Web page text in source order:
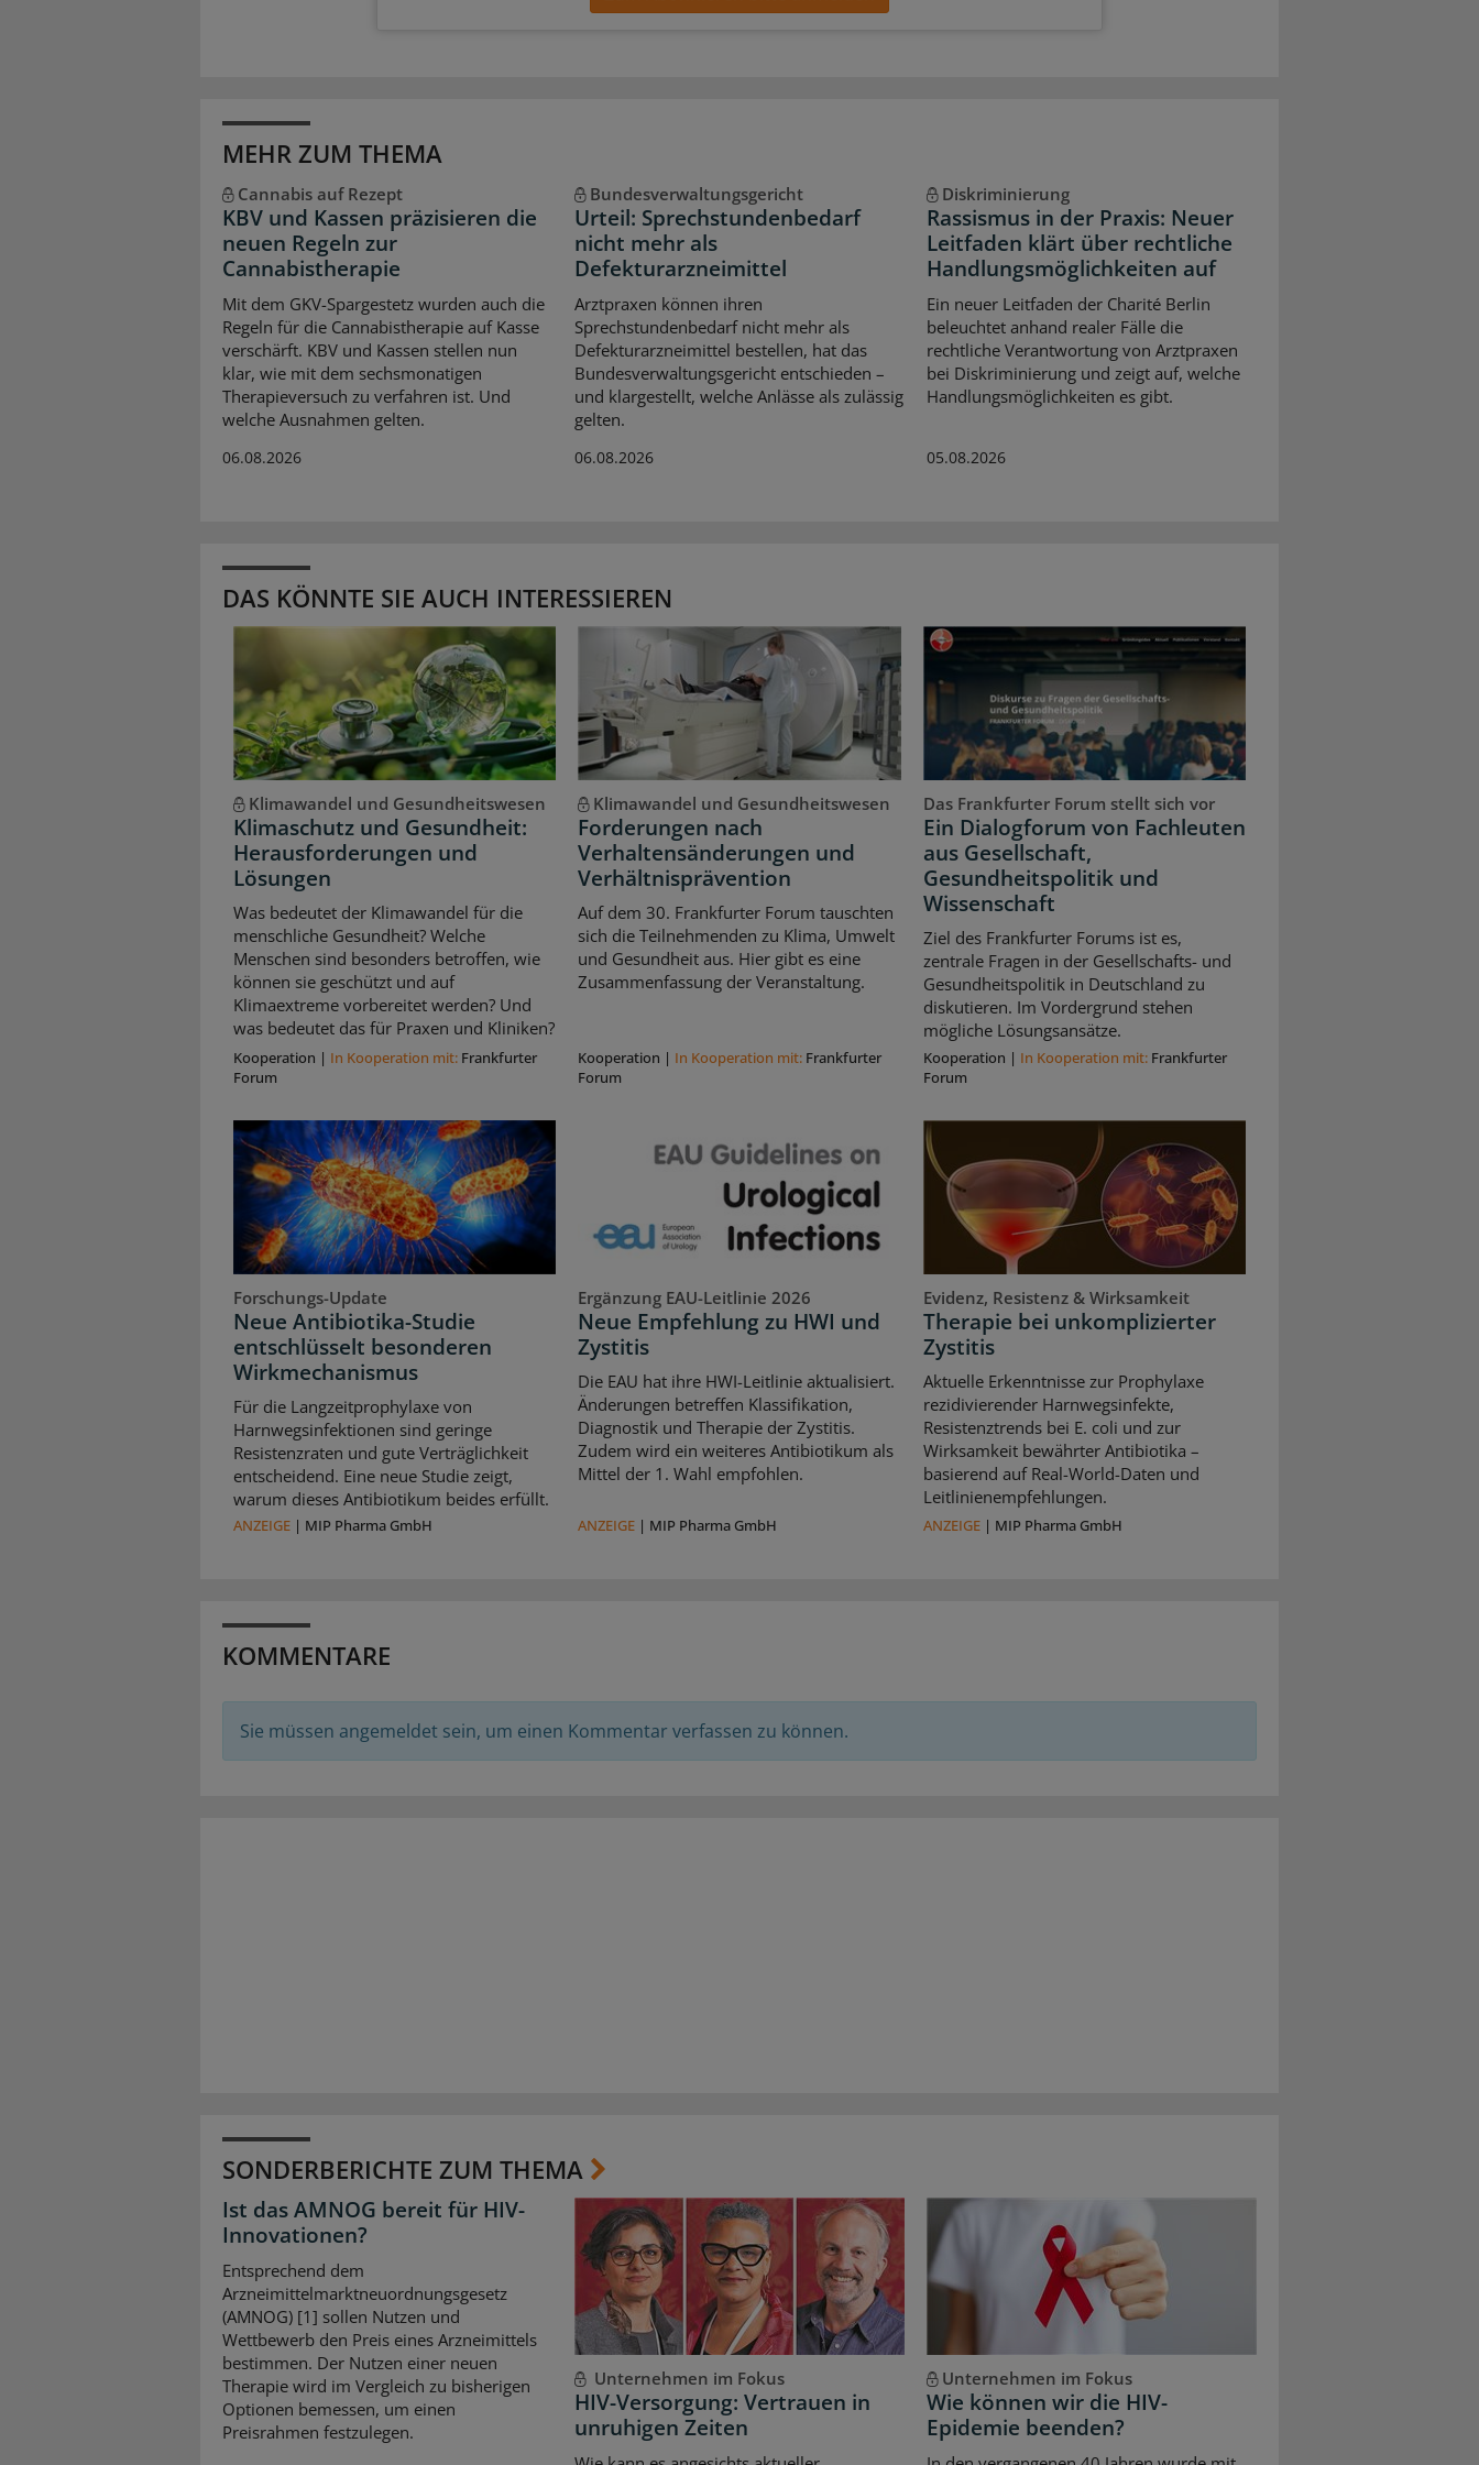
MEHR ZUM THEMA
Cannabis auf Rezept
KBV und Kassen präzisieren die
neuen Regeln zur
Cannabistherapie
Mit dem GKV-Spargestetz wurden auch die
Regeln für die Cannabistherapie auf Kasse
verschärft. KBV und Kassen stellen nun
klar, wie mit dem sechsmonatigen
Therapieversuch zu verfahren ist. Und
welche Ausnahmen gelten.
06.08.2026
Bundesverwaltungsgericht
Urteil: Sprechstundenbedarf
nicht mehr als
Defekturarzneimittel
Arztpraxen können ihren
Sprechstundenbedarf nicht mehr als
Defekturarzneimittel bestellen, hat das
Bundesverwaltungsgericht entschieden –
und klargestellt, welche Anlässe als zulässig
gelten.
06.08.2026
Diskriminierung
Rassismus in der Praxis: Neuer
Leitfaden klärt über rechtliche
Handlungsmöglichkeiten auf
Ein neuer Leitfaden der Charité Berlin
beleuchtet anhand realer Fälle die
rechtliche Verantwortung von Arztpraxen
bei Diskriminierung und zeigt auf, welche
Handlungsmöglichkeiten es gibt.
05.08.2026
DAS KÖNNTE SIE AUCH INTERESSIEREN
Klimawandel und Gesundheitswesen
Klimaschutz und Gesundheit:
Herausforderungen und
Lösungen
Was bedeutet der Klimawandel für die
menschliche Gesundheit? Welche
Menschen sind besonders betroffen, wie
können sie geschützt und auf
Klimaextreme vorbereitet werden? Und
was bedeutet das für Praxen und Kliniken?
Kooperation | In Kooperation mit: Frankfurter
Forum
Klimawandel und Gesundheitswesen
Forderungen nach
Verhaltensänderungen und
Verhältnisprävention
Auf dem 30. Frankfurter Forum tauschten
sich die Teilnehmenden zu Klima, Umwelt
und Gesundheit aus. Hier gibt es eine
Zusammenfassung der Veranstaltung.
Kooperation | In Kooperation mit: Frankfurter
Forum
Das Frankfurter Forum stellt sich vor
Ein Dialogforum von Fachleuten
aus Gesellschaft,
Gesundheitspolitik und
Wissenschaft
Ziel des Frankfurter Forums ist es,
zentrale Fragen in der Gesellschafts- und
Gesundheitspolitik in Deutschland zu
diskutieren. Im Vordergrund stehen
mögliche Lösungsansätze.
Kooperation | In Kooperation mit: Frankfurter
Forum
Forschungs-Update
Neue Antibiotika-Studie
entschlüsselt besonderen
Wirkmechanismus
Für die Langzeitprophylaxe von
Harnwegsinfektionen sind geringe
Resistenzraten und gute Verträglichkeit
entscheidend. Eine neue Studie zeigt,
warum dieses Antibiotikum beides erfüllt.
ANZEIGE | MIP Pharma GmbH
Ergänzung EAU-Leitlinie 2026
Neue Empfehlung zu HWI und
Zystitis
Die EAU hat ihre HWI-Leitlinie aktualisiert.
Änderungen betreffen Klassifikation,
Diagnostik und Therapie der Zystitis.
Zudem wird ein weiteres Antibiotikum als
Mittel der 1. Wahl empfohlen.
ANZEIGE | MIP Pharma GmbH
Evidenz, Resistenz & Wirksamkeit
Therapie bei unkomplizierter
Zystitis
Aktuelle Erkenntnisse zur Prophylaxe
rezidivierender Harnwegsinfekte,
Resistenztrends bei E. coli und zur
Wirksamkeit bewährter Antibiotika –
basierend auf Real-World-Daten und
Leitlinienempfehlungen.
ANZEIGE| MIP Pharma GmbH
KOMMENTARE
Sie müssen angemeldet sein, um einen Kommentar verfassen zu können.
SONDERBERICHTE ZUM THEMA
Ist das AMNOG bereit für HIV-
Innovationen?
Entsprechend dem
Arzneimittelmarktneuordnungsgesetz
(AMNOG) [1] sollen Nutzen und
Wettbewerb den Preis eines Arzneimittels
bestimmen. Der Nutzen einer neuen
Therapie wird im Vergleich zu bisherigen
Optionen bemessen, um einen
Preisrahmen festzulegen.
Unternehmen im Fokus
HIV-Versorgung: Vertrauen in
unruhigen Zeiten
Unternehmen im Fokus
Wie können wir die HIV-
Epidemie beenden?